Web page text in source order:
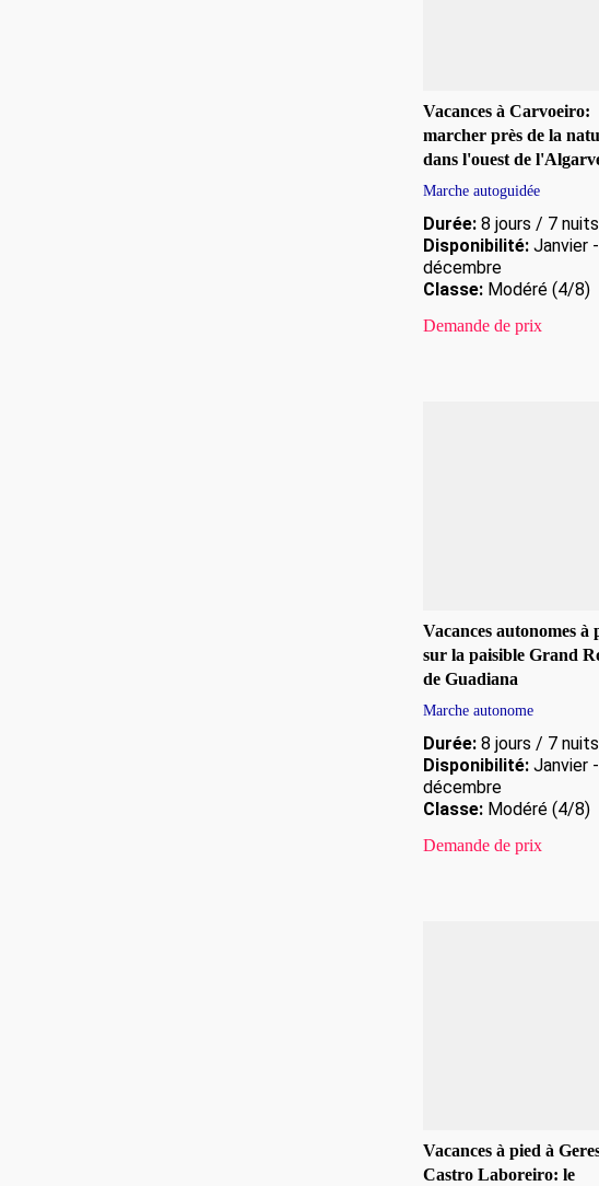
Vacances à Carvoeiro:
marcher près de la
dans l'ouest de
Marche autoguidée
Durée: 8 jours / 7 nuits
Disponibilité: Janvier -
décembre
Classe: Modéré (4/8)
Demande de prix
Vacances autonomes à
sur la paisible Grand
de Guadiana
Marche autonome
Durée: 8 jours / 7 nuits
Disponibilité: Janvier -
décembre
Classe: Modéré (4/8)
Demande de prix
Vacances à pied à
Castro Laboreiro: le